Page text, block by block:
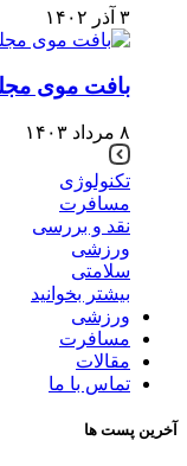
۳ آذر ۱۴۰۲
بافت موی
۸ مرداد ۱۴۰۳
تکنولوژی
مسافرت
نقد و بررسی
ورزشی
سلامتی
بیشتر بخوانید
ورزشی
مسافرت
مقالات
تماس با ما
آخرین پست ها